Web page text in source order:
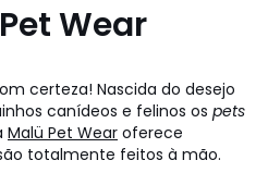
Wear
certeza! Nascida do desejo
canídeos e felinos os pets
Malü Pet Wear oferece
totalmente feitos à mão.